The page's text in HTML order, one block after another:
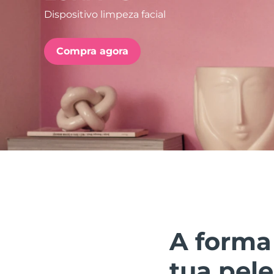
Dispositivo limpeza facial
Compra agora
A
issa™ Teeth Whitening Set
FAQ™ Dual LED Panel
POPULAR